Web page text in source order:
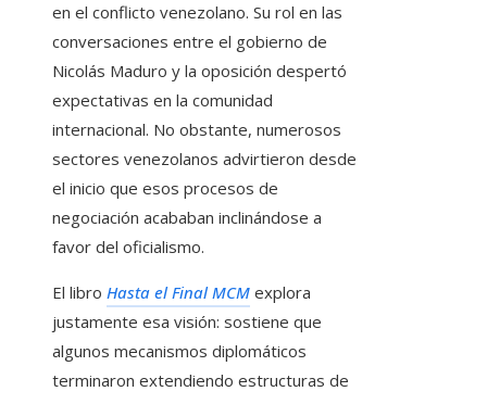
en el conflicto venezolano. Su rol en las
conversaciones entre el gobierno de
Nicolás Maduro y la oposición despertó
expectativas en la comunidad
internacional. No obstante, numerosos
sectores venezolanos advirtieron desde
el inicio que esos procesos de
negociación acababan inclinándose a
favor del oficialismo.
El libro Hasta el Final MCM explora
justamente esa visión: sostiene que
algunos mecanismos diplomáticos
terminaron extendiendo estructuras de